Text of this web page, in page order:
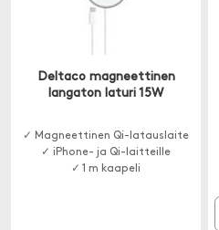
Deltaco magneettinen
langaton laturi 15W
✓ Magneettinen Qi-latauslaite
✓ iPhone- ja Qi-laitteille
✓ 1 m kaapeli